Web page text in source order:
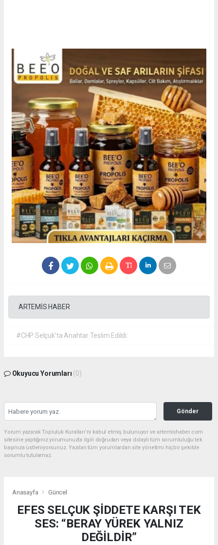
ARTEMİS HABER
#CHP Selçuk’ta Anahtar Teslim Edildi:
Okuyucu Yorumları (0)
Gönder
Yorum yazarak Topluluk Kuralları’nı kabul etmiş bulunuyor ve artemishaber.com
sitesine yaptığınız yorumunuzla ilgili doğrudan veya dolaylı tüm sorumluluğu tek
başınıza üstleniyorsunuz. Yazılan tüm yorumlardan site yönetimi hiçbir şekilde
sorumlu tutulamaz.
Anasayfa Güncel
EFES SELÇUK ŞİDDETE KARŞI TEK
SES: “BERAY YÜREK YALNIZ
DEĞİLDİR”